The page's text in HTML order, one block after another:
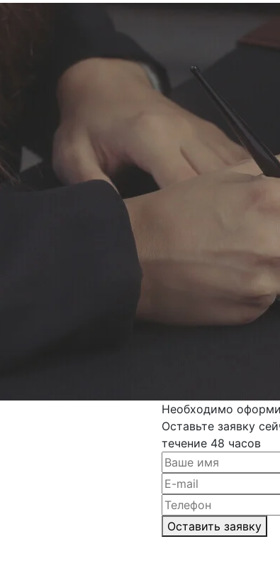
Необходимо
Оставьте заявку
течение 48 часов
Оставить заявку